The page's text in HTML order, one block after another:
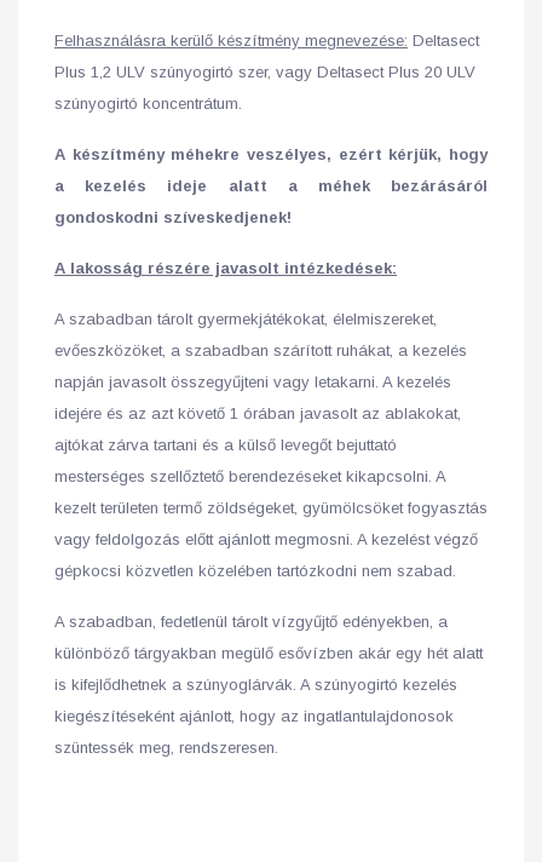
Felhasználásra kerülő készítmény megnevezése: Deltasect
Plus 1,2 ULV szúnyogirtó szer, vagy Deltasect Plus 20 ULV
szúnyogirtó koncentrátum.
A készítmény méhekre veszélyes, ezért kérjük, hogy
a kezelés ideje alatt a méhek bezárásáról
gondoskodni szíveskedjenek!
A lakosság részére javasolt intézkedések:
A szabadban tárolt gyermekjátékokat, élelmiszereket,
evőeszközöket, a szabadban szárított ruhákat, a kezelés
napján javasolt összegyűjteni vagy letakarni. A kezelés
idejére és az azt követő 1 órában javasolt az ablakokat,
ajtókat zárva tartani és a külső levegőt bejuttató
mesterséges szellőztető berendezéseket kikapcsolni. A
kezelt területen termő zöldségeket, gyümölcsöket fogyasztás
vagy feldolgozás előtt ajánlott megmosni. A kezelést végző
gépkocsi közvetlen közelében tartózkodni nem szabad.
A szabadban, fedetlenül tárolt vízgyűjtő edényekben, a
különböző tárgyakban megülő esővízben akár egy hét alatt
is kifejlődhetnek a szúnyoglárvák. A szúnyogirtó kezelés
kiegészítéseként ajánlott, hogy az ingatlantulajdonosok
szüntessék meg, rendszeresen.